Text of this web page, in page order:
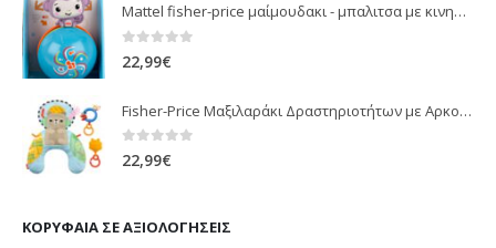
Mattel fisher-price μαίμουδακι - μπαλιτσα με κινηση JLB95
22,99€
Fisher-Price Μαξιλαράκι Δραστηριοτήτων με Αρκουδάκι (JHB44)
0 out of 5
22,99€
ΚΟΡΥΦΑΊΑ ΣΕ ΑΞΙΟΛΟΓΉΣΕΙΣ